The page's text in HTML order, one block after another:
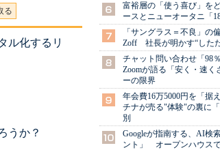
る
ル化するリ
うか？
富裕層の「使う喜び」を
ースとニューオータニ「
「サングラス＝不良」の
Zoff 社長が明かす“した
チャット問い合わせ「98
Zoomが語る「安く・速く
ーの限界
年会費16万5000円を「
チナが売る"体験"の裏に
別
Googleが指南する、AI検
ント」 オープンハウス